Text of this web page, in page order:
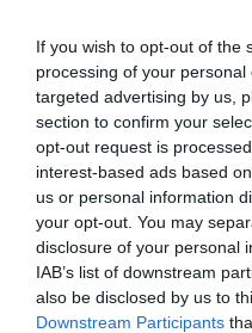
If you wish to opt-out of the
processing of your
targeted advertising by us,
section to confirm your
opt-out request is
interest-based ads based
us or personal information
your opt-out. You may
disclosure of your personal
IAB’s list of downstream
also be disclosed by us to
Downstream Participants
grönsakerna och
40 min, tills grönsakerna
sönder.
Under tiden grönsakerna
Tvätta riset ordentligt i
tvätta bort så mycket
du bryter sönder